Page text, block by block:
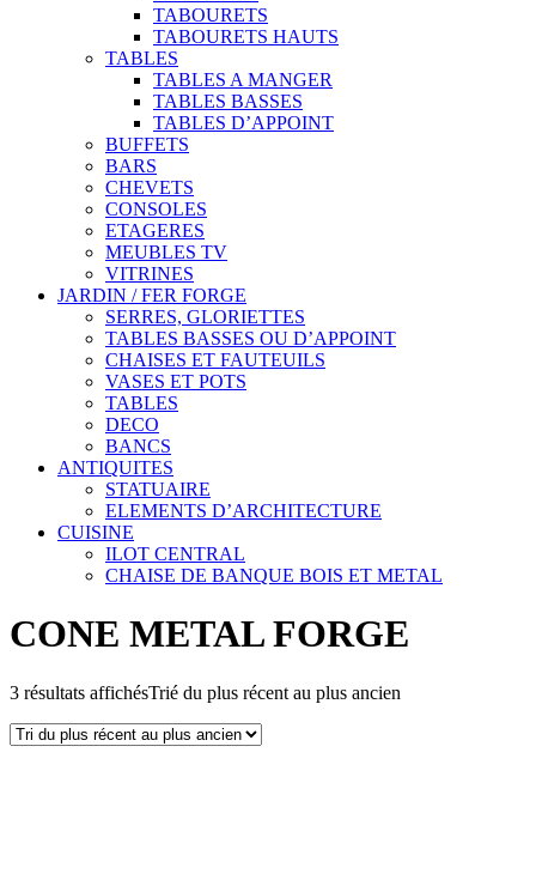
TABOURETS
TABOURETS HAUTS
TABLES
TABLES A MANGER
TABLES BASSES
TABLES D’APPOINT
BUFFETS
BARS
CHEVETS
CONSOLES
ETAGERES
MEUBLES TV
VITRINES
JARDIN / FER FORGE
SERRES, GLORIETTES
TABLES BASSES OU D’APPOINT
CHAISES ET FAUTEUILS
VASES ET POTS
TABLES
DECO
BANCS
ANTIQUITES
STATUAIRE
ELEMENTS D’ARCHITECTURE
CUISINE
ILOT CENTRAL
CHAISE DE BANQUE BOIS ET METAL
CONE METAL FORGE
3 résultats affichésTrié du plus récent au plus ancien